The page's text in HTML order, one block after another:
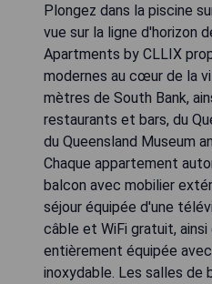
Plongez dans la piscine
vue sur la ligne d'horizon
Apartments by CLLIX
modernes au cœur de la
mètres de South Bank,
restaurants et bars, du
du Queensland Museum
Chaque appartement
balcon avec mobilier
séjour équipée d'une
câble et WiFi gratuit, ainsi
entièrement équipée
inoxydable. Les salles de